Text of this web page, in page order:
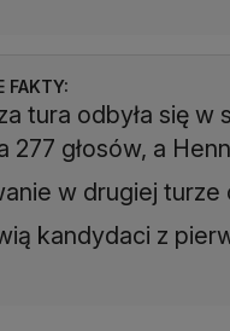
FAKTY:
tura odbyła się w
277 głosów, a
w drugiej
kandydaci z